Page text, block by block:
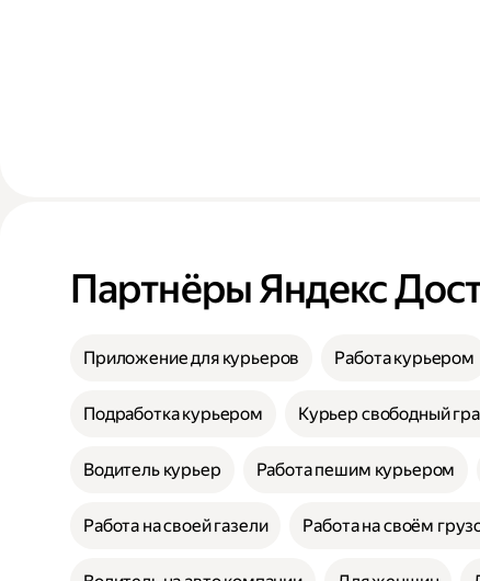
Партнёры Яндекс
Приложение для курьеров Работа курьером
Подработка курьером Курьер свободный
Водитель курьер Работа пешим курьером
Работа на своей газели Работа на своём